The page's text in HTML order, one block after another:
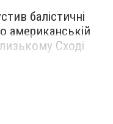
балістичні
американській
Сході